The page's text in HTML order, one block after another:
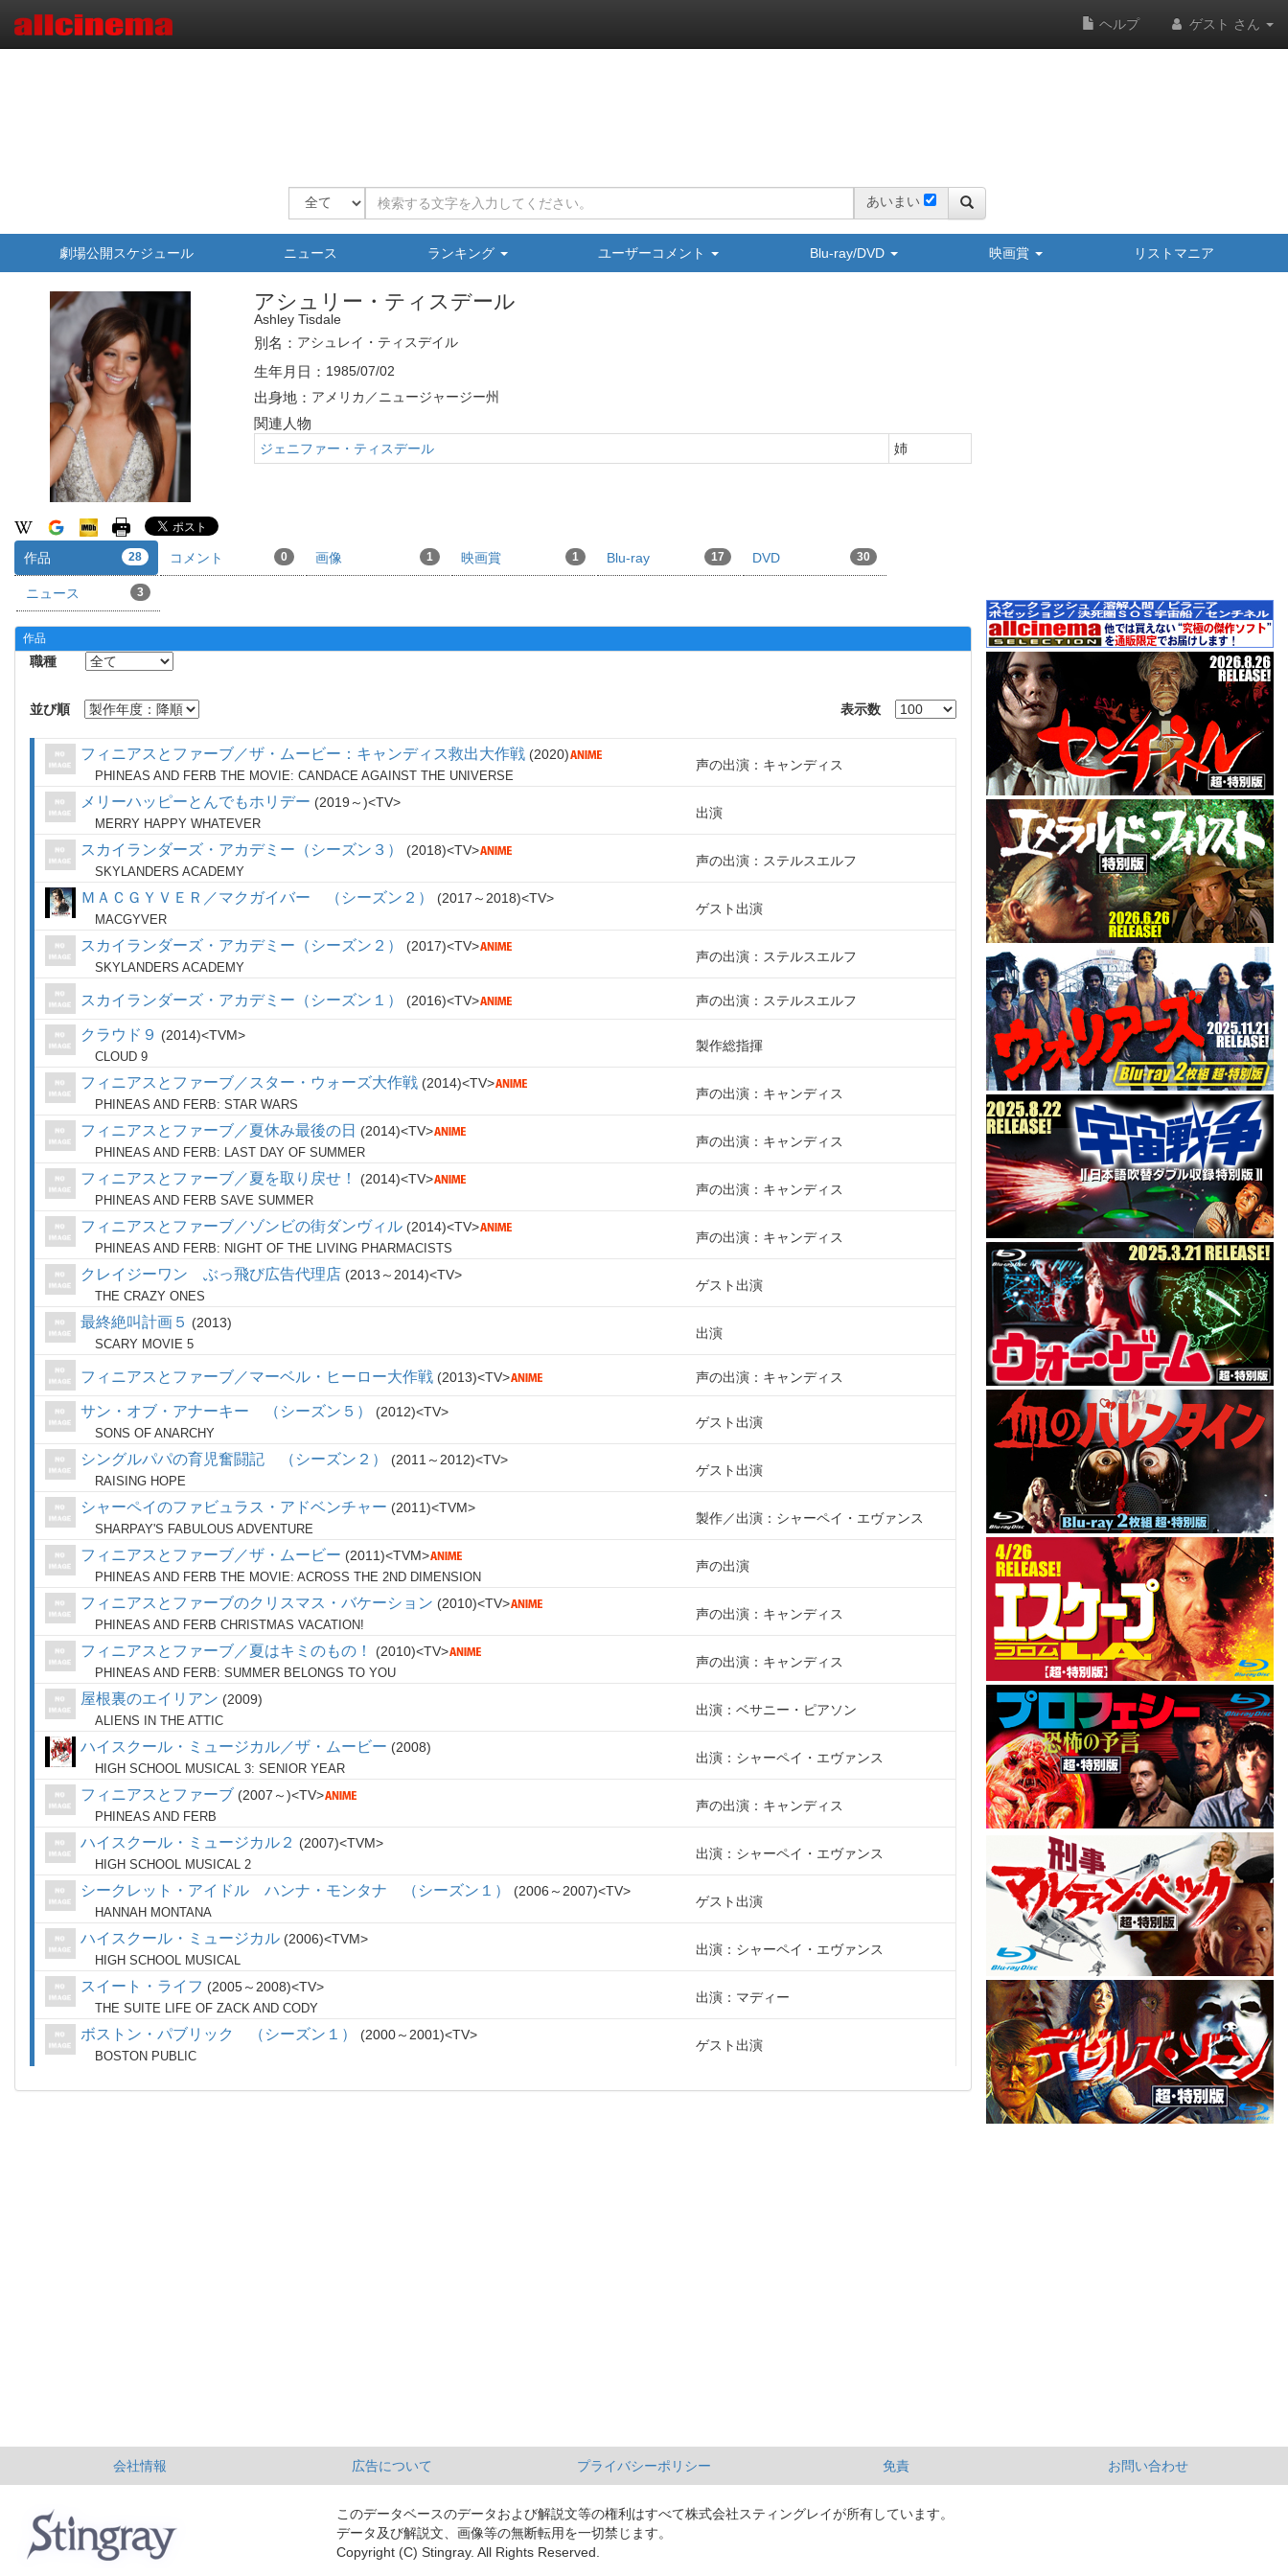
ヘルプ ゲスト さん
あいまい
劇場公開スケジュール ニュース ランキング ユーザーコメント Blu-ray/DVD 映画賞 リストマニア
アシュリー・ティスデール
Ashley Tisdale
別名： アシュレイ・ティスデイル
生年月日： 1985/07/02
出身地： アメリカ／ニュージャージー州
関連人物
ジェニファー・ティスデール 姉
作品 28 コメント 0 画像 1 映画賞 1 Blu-ray 17 DVD 30
ニュース 3
作品
職種
並び順 表示数
フィニアスとファーブ／ザ・ムービー：キャンディス救出大作戦 2020
PHINEAS AND FERB THE MOVIE: CANDACE AGAINST THE UNIVERSE
声の出演：キャンディス
メリーハッピーとんでもホリデー 2019～ TV
MERRY HAPPY WHATEVER
出演
スカイランダーズ・アカデミー（シーズン３） 2018 TV
SKYLANDERS ACADEMY
声の出演：ステルスエルフ
ＭＡＣＧＹＶＥＲ／マクガイバー （シーズン２） 2017～2018 TV
MACGYVER
ゲスト出演
スカイランダーズ・アカデミー（シーズン２） 2017 TV
SKYLANDERS ACADEMY
声の出演：ステルスエルフ
スカイランダーズ・アカデミー（シーズン１） 2016 TV 声の出演：ステルスエルフ
クラウド９ 2014 TVM
CLOUD 9
製作総指揮
フィニアスとファーブ／スター・ウォーズ大作戦 2014 TV
PHINEAS AND FERB: STAR WARS
声の出演：キャンディス
フィニアスとファーブ／夏休み最後の日 2014 TV
PHINEAS AND FERB: LAST DAY OF SUMMER
声の出演：キャンディス
フィニアスとファーブ／夏を取り戻せ！ 2014 TV
PHINEAS AND FERB SAVE SUMMER
声の出演：キャンディス
フィニアスとファーブ／ゾンビの街ダンヴィル 2014 TV
PHINEAS AND FERB: NIGHT OF THE LIVING PHARMACISTS
声の出演：キャンディス
クレイジーワン ぶっ飛び広告代理店 2013～2014 TV
THE CRAZY ONES
ゲスト出演
最終絶叫計画５ 2013
SCARY MOVIE 5
出演
フィニアスとファーブ／マーベル・ヒーロー大作戦 2013 TV 声の出演：キャンディス
サン・オブ・アナーキー （シーズン５） 2012 TV
SONS OF ANARCHY
ゲスト出演
シングルパパの育児奮闘記 （シーズン２） 2011～2012 TV
RAISING HOPE
ゲスト出演
シャーペイのファビュラス・アドベンチャー 2011 TVM
SHARPAY'S FABULOUS ADVENTURE
製作 出演：シャーペイ・エヴァンス
フィニアスとファーブ／ザ・ムービー 2011 TVM
PHINEAS AND FERB THE MOVIE: ACROSS THE 2ND DIMENSION
声の出演
フィニアスとファーブのクリスマス・バケーション 2010 TV
PHINEAS AND FERB CHRISTMAS VACATION!
声の出演：キャンディス
フィニアスとファーブ／夏はキミのもの！ 2010 TV
PHINEAS AND FERB: SUMMER BELONGS TO YOU
声の出演：キャンディス
屋根裏のエイリアン 2009
ALIENS IN THE ATTIC
出演：ベサニー・ピアソン
ハイスクール・ミュージカル／ザ・ムービー 2008
HIGH SCHOOL MUSICAL 3: SENIOR YEAR
出演：シャーペイ・エヴァンス
フィニアスとファーブ 2007～ TV
PHINEAS AND FERB
声の出演：キャンディス
ハイスクール・ミュージカル２ 2007 TVM
HIGH SCHOOL MUSICAL 2
出演：シャーペイ・エヴァンス
シークレット・アイドル ハンナ・モンタナ （シーズン１） 2006～2007 TV
HANNAH MONTANA
ゲスト出演
ハイスクール・ミュージカル 2006 TVM
HIGH SCHOOL MUSICAL
出演：シャーペイ・エヴァンス
スイート・ライフ 2005～2008 TV
THE SUITE LIFE OF ZACK AND CODY
出演：マディー
ボストン・パブリック （シーズン１） 2000～2001 TV
BOSTON PUBLIC
ゲスト出演
会社情報 広告について プライバシーポリシー 免責 お問い合わせ
このデータベースのデータおよび解説文等の権利はすべて株式会社スティングレイが所有しています。
データ及び解説文、画像等の無断転用を一切禁じます。
Copyright (C) Stingray. All Rights Reserved.